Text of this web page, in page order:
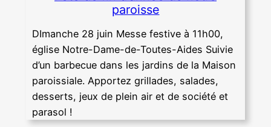
paroisse
DImanche 28 juin Messe festive à 11h00,
église Notre-Dame-de-Toutes-Aides Suivie
d’un barbecue dans les jardins de la Maison
paroissiale. Apportez grillades, salades,
desserts, jeux de plein air et de société et
parasol !